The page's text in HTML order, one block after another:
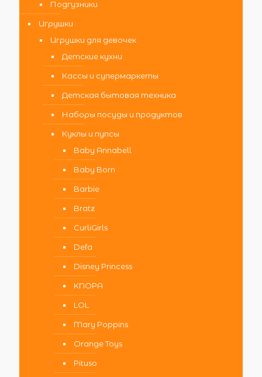
Подгузники
Игрушки
Игрушки для девочек
Детские кухни
Кассы и супермаркеты
Детская бытовая техника
Наборы посуды и продуктов
Куклы и пупсы
Baby Annabell
Baby Born
Barbie
Bratz
CurliGirls
Defa
Disney Princess
KNOPA
LOL
Mary Poppins
Orange Toys
Pituso